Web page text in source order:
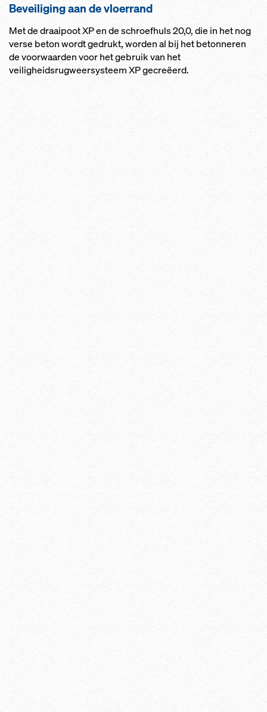
Beveiliging aan de vloerrand
Met de draaipoot XP en de schroefhuls 20,0, die in het nog
verse beton wordt gedrukt, worden al bij het betonneren
de voorwaarden voor het gebruik van het
veiligheidsrugweersysteem XP gecreëerd.